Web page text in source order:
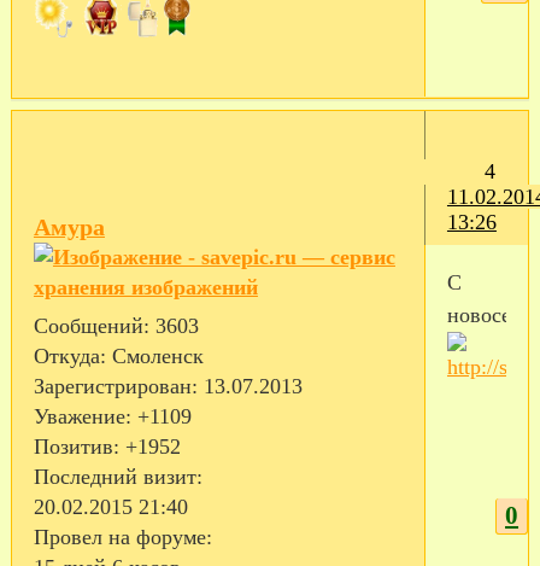
4
13:26
Амура
Сообщений: 3603
Откуда: Смоленск
Зарегистрирован: 13.07.2013
Уважение: +1109
Позитив: +1952
Последний визит:
20.02.2015 21:40
Провел на форуме:
С
0